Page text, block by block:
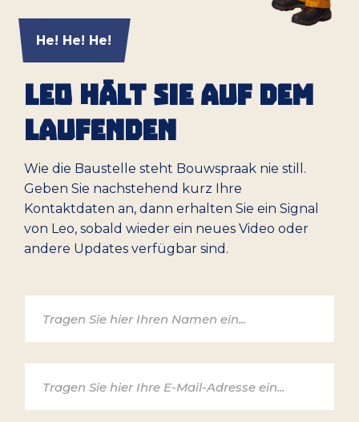
He! He! He!
LEO HÄLT SIE AUF DEM
LAUFENDEN
Wie die Baustelle steht Bouwspraak nie still.
Geben Sie nachstehend kurz Ihre
Kontaktdaten an, dann erhalten Sie ein Signal
von Leo, sobald wieder ein neues Video oder
andere Updates verfügbar sind.